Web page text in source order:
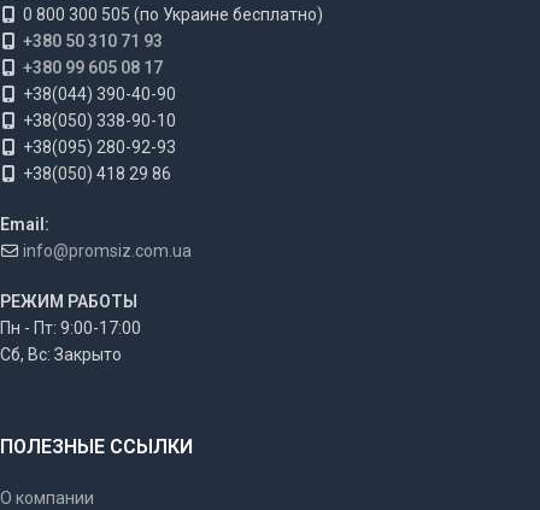
0 800 300 505 (по Украине бесплатно)
+380 50 310 71 93
+380 99 605 08 17
+38(044) 390-40-90
+38(050) 338-90-10
+38(095) 280-92-93
+38(050) 418 29 86
Email:
info@promsiz.com.ua
РЕЖИМ РАБОТЫ
Пн - Пт: 9:00-17:00
Сб, Вс: Закрыто
ПОЛЕЗНЫЕ ССЫЛКИ
О компании